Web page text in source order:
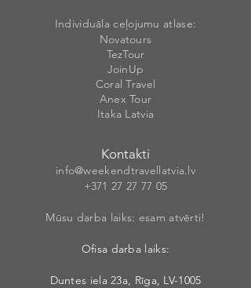
Individuāla ceļojumu atlase:
Novatours
TezTour
JoinUp
Coral Travel
Anex Tour
Itaka Latvia
Kontakti
info@weekendtravellatvia.lv
+371 27 27 77 05
Mūsu darba laiks: esam atvērti!
Ofisa darba laiks:
Duntes iela 23a, Rīga, LV-1005